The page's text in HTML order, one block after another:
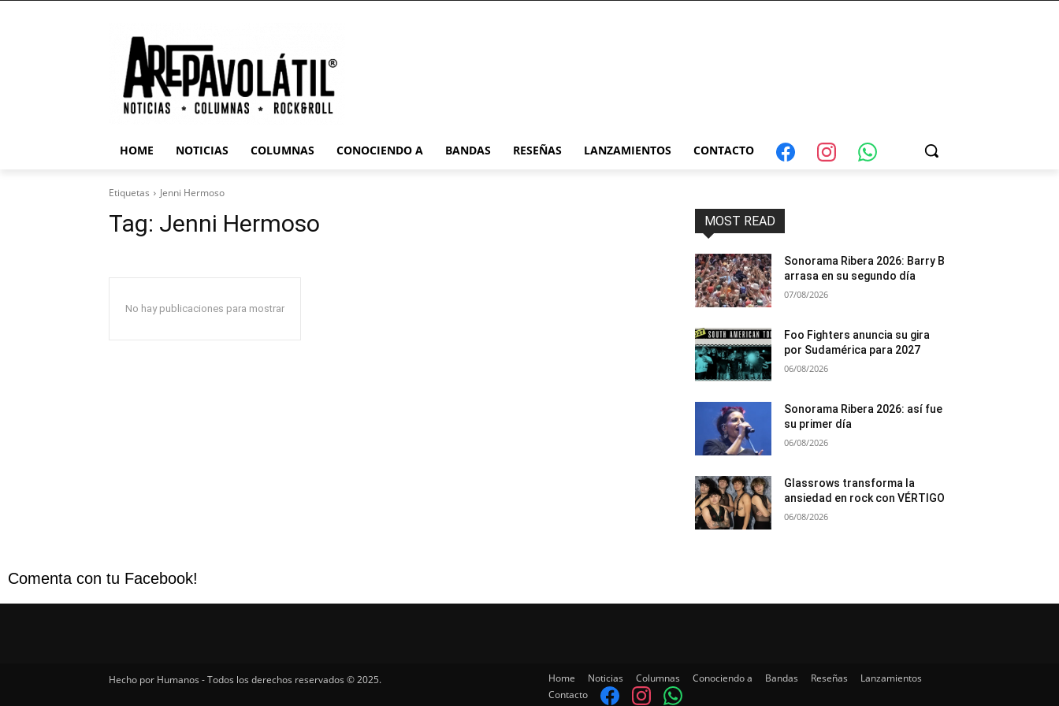
HOME NOTICIAS COLUMNAS CONOCIENDO A BANDAS RESEÑAS LANZAMIENTOS CONTACTO
Etiquetas Jenni Hermoso
Tag: Jenni Hermoso
No hay publicaciones para mostrar
MOST READ
Sonorama Ribera 2026: Barry B
arrasa en su segundo día
07/08/2026
Foo Fighters anuncia su gira
por Sudamérica para 2027
06/08/2026
Sonorama Ribera 2026: así fue
su primer día
06/08/2026
Glassrows transforma la
ansiedad en rock con VÉRTIGO
06/08/2026
Comenta con tu Facebook!
Hecho por Humanos - Todos los derechos reservados © 2025. Home Noticias Columnas Conociendo a Bandas Reseñas
Lanzamientos
Contacto